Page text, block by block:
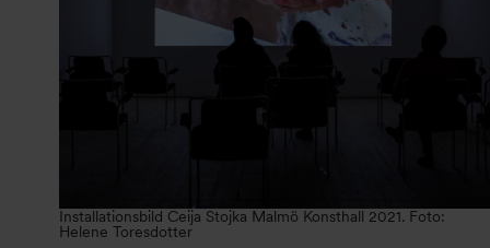
Installationsbild Ceija Stojka Malmö Konsthall 2021. Foto:
Helene Toresdotter